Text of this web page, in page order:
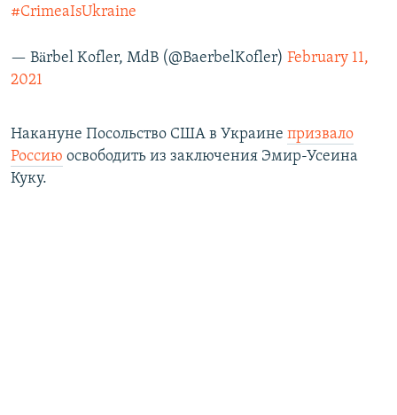
#CrimeaIsUkraine
— Bärbel Kofler, MdB (@BaerbelKofler) February 11,
2021
Накануне Посольство США в Украине призвало
Россию освободить из заключения Эмир-Усеина
Куку.